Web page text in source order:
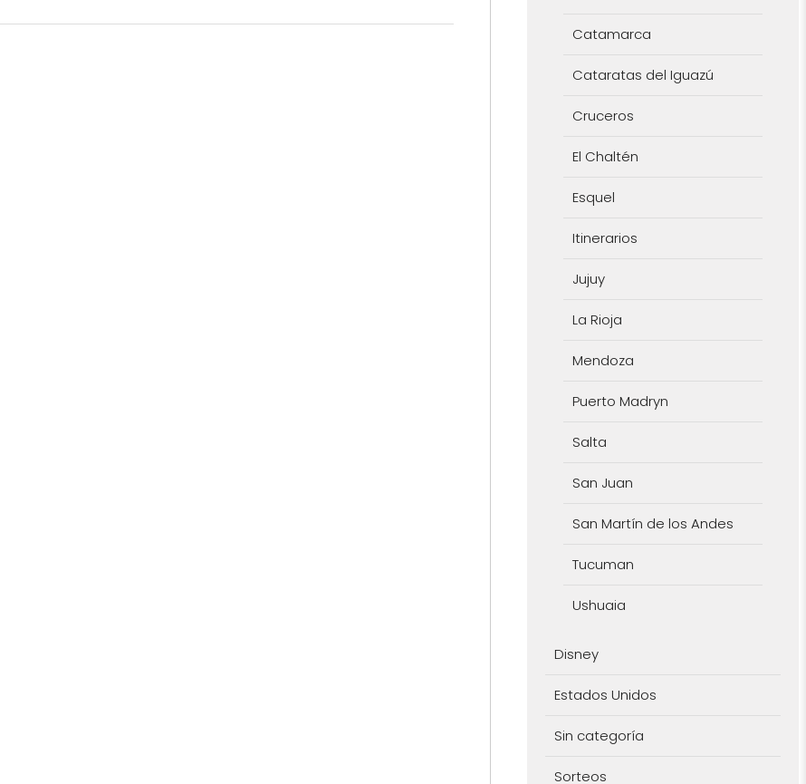
Catamarca
Cataratas del Iguazú
Cruceros
El Chaltén
Esquel
Itinerarios
Jujuy
La Rioja
Mendoza
Puerto Madryn
Salta
San Juan
San Martín de los Andes
Tucuman
Ushuaia
Disney
Estados Unidos
Sin categoría
Sorteos